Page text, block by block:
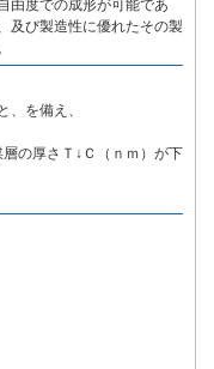
由度での成形が可能であ
及び製造性に優れたその製
、を備え、
の厚さＴ↓Ｃ（ｎｍ）が下